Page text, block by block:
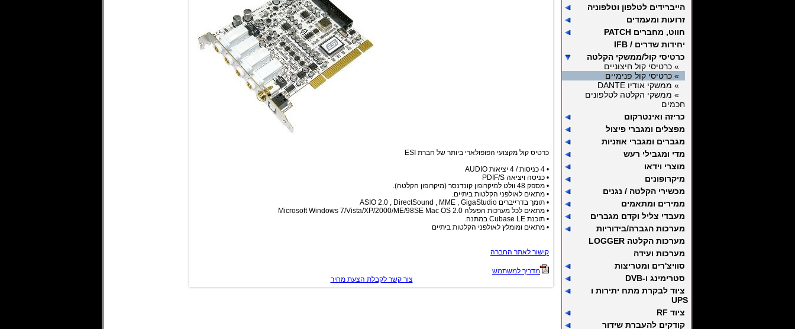
הייברידים לטלפון וטלפוניה
זרועות ומעמדים
חווט, מחברים PATCH
יחידות שדרים / IFB
כרטיסי קול/ממשקי הקלטה
» כרטיסי קול חיצוניים
» כרטיסי קול פנימיים
» ממשקי אודיו DANTE
» ממשקי הקלטה לטלפונים
חכמים
כריזה ואינטרקום
מפצלים ומגברי פיצול
מגברים ומגברי אוזניות
מדי ומגבילי רעש
מוצרי וידאו
מיקרופונים
מכשירי הקלטה / נגנים
ממירים ומתאמים
מעבדי צליל וקדם מגברים
מערכות הגברה/בידוריות
מערכות הקלטה LOGGER
מערכות ועידה
סוויצ'רים ומטריצות
סטרימינג ו-DVB
ציוד לבקרת מתח יתירות ו
UPS
ציוד RF
קודקים להעברת שידור
כרטיס קול מקצועי הפופולארי ביותר של חברת ESI
• 4 כניסות / 4 יציאות AUDIO
• כניסה ויציאה PDIF/S
• מספק 48 וולט למיקרופון קונדנסר (מיקרופון הקלטה).
• מתאים לאולפני הקלטות ביתיים.
• תומך בדרייברים ASIO 2.0 , DirectSound , MME , GigaStudio
• מתאים לכל מערכות הפעלה Microsoft Windows 7/Vista/XP/2000/ME/98SE Mac OS 2.0
• תוכנת Cubase LE במתנה.
• מתאים ומומלץ לאולפני הקלטות ביתיים
קישור לאתר החברה
מדריך למשתמש
צור קשר לקבלת הצעת מחיר